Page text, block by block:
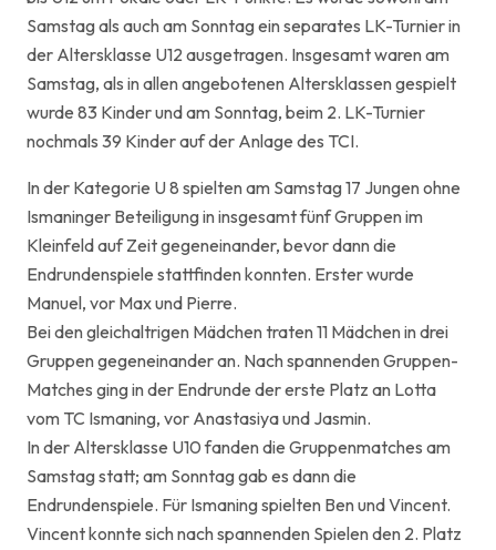
Samstag als auch am Sonntag ein separates LK-Turnier in
der Altersklasse U12 ausgetragen. Insgesamt waren am
Samstag, als in allen angebotenen Altersklassen gespielt
wurde 83 Kinder und am Sonntag, beim 2. LK-Turnier
nochmals 39 Kinder auf der Anlage des TCI.
In der Kategorie U 8 spielten am Samstag 17 Jungen ohne
Ismaninger Beteiligung in insgesamt fünf Gruppen im
Kleinfeld auf Zeit gegeneinander, bevor dann die
Endrundenspiele stattfinden konnten. Erster wurde
Manuel, vor Max und Pierre.
Bei den gleichaltrigen Mädchen traten 11 Mädchen in drei
Gruppen gegeneinander an. Nach spannenden Gruppen-
Matches ging in der Endrunde der erste Platz an Lotta
vom TC Ismaning, vor Anastasiya und Jasmin.
In der Altersklasse U10 fanden die Gruppenmatches am
Samstag statt; am Sonntag gab es dann die
Endrundenspiele. Für Ismaning spielten Ben und Vincent.
Vincent konnte sich nach spannenden Spielen den 2. Platz